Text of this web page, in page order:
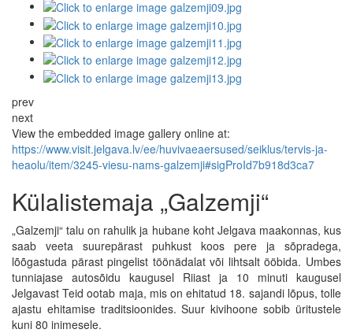
prev
next
View the embedded image gallery online at:
https://www.visit.jelgava.lv/ee/huvivaeaersused/seiklus/tervis-ja-
heaolu/item/3245-viesu-nams-galzemji#sigProId7b918d3ca7
Külalistemaja „Galzemji“
„Galzemji“ talu on rahulik ja hubane koht Jelgava maakonnas, kus
saab veeta suurepärast puhkust koos pere ja sõpradega,
lõõgastuda pärast pingelist töönädalat või lihtsalt ööbida. Umbes
tunniajase autosõidu kaugusel Riiast ja 10 minuti kaugusel
Jelgavast Teid ootab maja, mis on ehitatud 18. sajandi lõpus, tolle
ajastu ehitamise traditsioonides. Suur kivihoone sobib üritustele
kuni 80 inimesele.